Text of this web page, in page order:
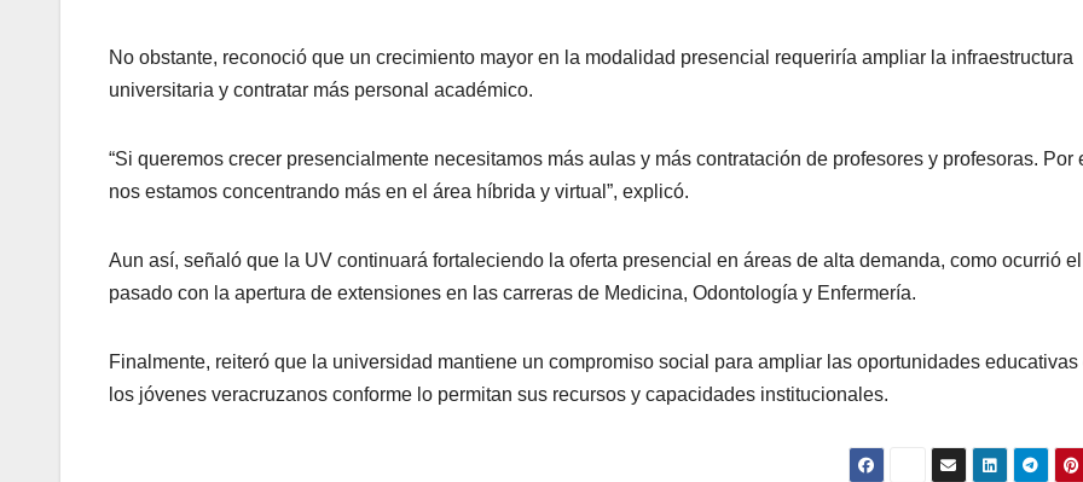
No obstante, reconoció que un crecimiento mayor en la modalidad presencial requeriría ampliar la infraestructura
universitaria y contratar más personal académico.
“Si queremos crecer presencialmente necesitamos más aulas y más contratación de profesores y profesoras. Por
nos estamos concentrando más en el área híbrida y virtual”, explicó.
Aun así, señaló que la UV continuará fortaleciendo la oferta presencial en áreas de alta demanda, como ocurrió
pasado con la apertura de extensiones en las carreras de Medicina, Odontología y Enfermería.
Finalmente, reiteró que la universidad mantiene un compromiso social para ampliar las oportunidades educativas
los jóvenes veracruzanos conforme lo permitan sus recursos y capacidades institucionales.